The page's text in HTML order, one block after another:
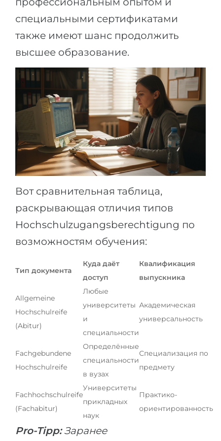
специальными сертификатами
также имеют шанс продолжить
высшее образование.
Вот сравнительная таблица,
раскрывающая отличия типов
Hochschulzugangsberechtigung по
возможностям обучения:
Тип документа
Куда даёт
доступ
Квалификация
выпускника
Allgemeine
Hochschulreife
(Abitur)
Любые
университеты
и
специальности
Академическая
универсальность
Fachgebundene
Hochschulreife
Определённые
специальности
в вузах
Специализация по
предмету
Fachhochschulreife
(Fachabitur)
Университеты
прикладных
наук
Практико-
ориентированность
Pro-Tipp: Заранее